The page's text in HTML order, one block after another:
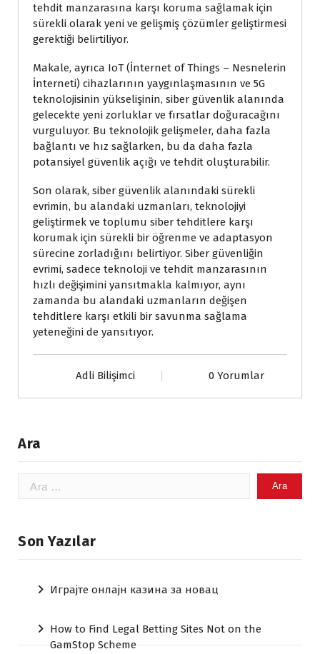
tehdit manzarasına karşı koruma sağlamak için
sürekli olarak yeni ve gelişmiş çözümler geliştirmesi
gerektiği belirtiliyor.
Makale, ayrıca IoT (İnternet of Things – Nesnelerin
İnterneti) cihazlarının yaygınlaşmasının ve 5G
teknolojisinin yükselişinin, siber güvenlik alanında
gelecekte yeni zorluklar ve fırsatlar doğuracağını
vurguluyor. Bu teknolojik gelişmeler, daha fazla
bağlantı ve hız sağlarken, bu da daha fazla
potansiyel güvenlik açığı ve tehdit oluşturabilir.
Son olarak, siber güvenlik alanındaki sürekli
evrimin, bu alandaki uzmanları, teknolojiyi
geliştirmek ve toplumu siber tehditlere karşı
korumak için sürekli bir öğrenme ve adaptasyon
sürecine zorladığını belirtiyor. Siber güvenliğin
evrimi, sadece teknoloji ve tehdit manzarasının
hızlı değişimini yansıtmakla kalmıyor, aynı
zamanda bu alandaki uzmanların değişen
tehditlere karşı etkili bir savunma sağlama
yeteneğini de yansıtıyor.
Adli Bilişimci 0 Yorumlar
Ara
Arama:
Son Yazılar
Играјте онлајн казина за новац
How to Find Legal Betting Sites Not on the
GamStop Scheme